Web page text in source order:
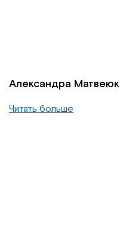
Александра Матвеюк
Читать больше